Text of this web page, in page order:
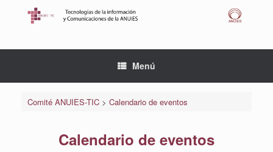
Menú
Comité ANUIES-TIC> Calendario de eventos
Calendario de eventos